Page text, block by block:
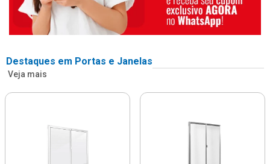
Destaques em Portas e Janelas
Veja mais